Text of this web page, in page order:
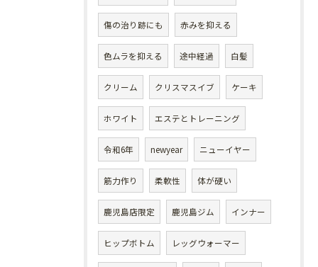
傷の治り跡にも 赤みを抑える
色ムラを抑える 途中経過 白髪
クリーム クリスマスイブ ケーキ
ホワイト エステとトレーニング
令和6年 newyear ニューイヤー
筋力作り 柔軟性 体が硬い
鹿児島店限定 鹿児島ジム インナー
ヒップボトム レッグウォーマー